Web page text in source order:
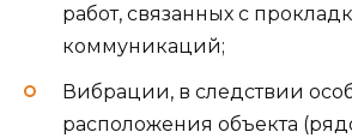
работ, связанных с
коммуникаций;
Вибрации, в следствии
расположения объекта